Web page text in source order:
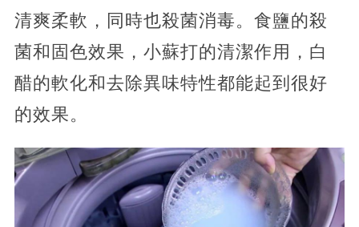
清爽柔軟，同時也殺菌消毒。食鹽的殺
菌和固色效果，小蘇打的清潔作用，白
醋的軟化和去除異味特性都能起到很好
的效果。